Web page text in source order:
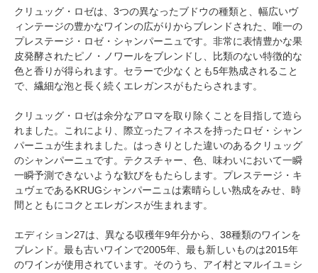
クリュッグ・ロゼは、3つの異なったブドウの種類と、幅広いヴ
ィンテージの豊かなワインの広がりからブレンドされた、唯一の
プレステージ・ロゼ・シャンパーニュです。非常に表情豊かな果
皮発酵されたピノ・ノワールをブレンドし、比類のない特徴的な
色と香りが得られます。セラーで少なくとも5年熟成されること
で、繊細な泡と長く続くエレガンスがもたらされます。
クリュッグ・ロゼは余分なアロマを取り除くことを目指して造ら
れました。これにより、際立ったフィネスを持ったロゼ・シャン
パーニュが生まれました。はっきりとした違いのあるクリュッグ
のシャンパーニュです。テクスチャー、色、味わいにおいて一瞬
一瞬予測できないような歓びをもたらします。プレステージ・キ
ュヴェであるKRUGシャンパーニュは素晴らしい熟成をみせ、時
間とともにコクとエレガンスが生まれます。
エディション27は、異なる収穫年9年分から、38種類のワインを
ブレンド。最も古いワインで2005年、最も新しいものは2015年
のワインが使用されています。そのうち、アイ村とマルイユ＝シ